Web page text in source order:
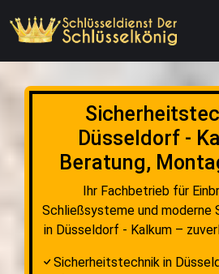
Düsseldorf -
Beratung,
Ihr Fachbetrieb für
Schließsysteme und moderne
in Düsseldorf - Kalkum –
Sicherheitstechnik in